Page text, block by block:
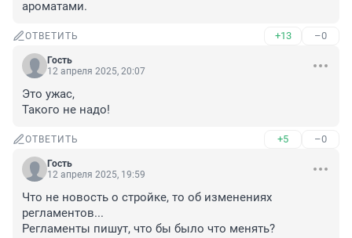
ароматами.
ОТВЕТИТЬ +13 –0
Гость
12 апреля 2025, 20:07
Это ужас,
Такого не надо!
ОТВЕТИТЬ +5 –0
Гость
12 апреля 2025, 19:59
Что не новость о стройке, то об изменениях
регламентов...
Регламенты пишут, что бы было что менять?